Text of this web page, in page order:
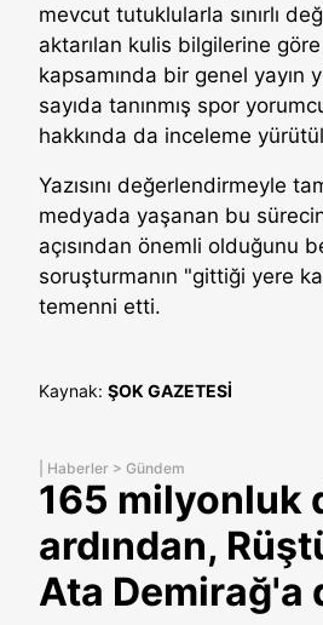
mevcut tutuklularla sınırlı
aktarılan kulis bilgilerine
kapsamında bir genel yayın
sayıda tanınmış spor
hakkında da inceleme
Yazısını değerlendirmeyle
medyada yaşanan bu
açısından önemli olduğunu
soruşturmanın "gittiği yere
temenni etti.
Kaynak: ŞOK GAZETESİ
Haberler > Gündem
165 milyonluk
ardından,
Ata Demirağ'a